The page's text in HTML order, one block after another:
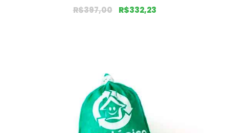
R$397,00 R$332,23